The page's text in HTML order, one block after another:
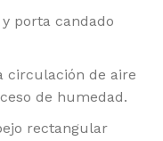
porta candado
circulación de aire
de humedad.
rectangular